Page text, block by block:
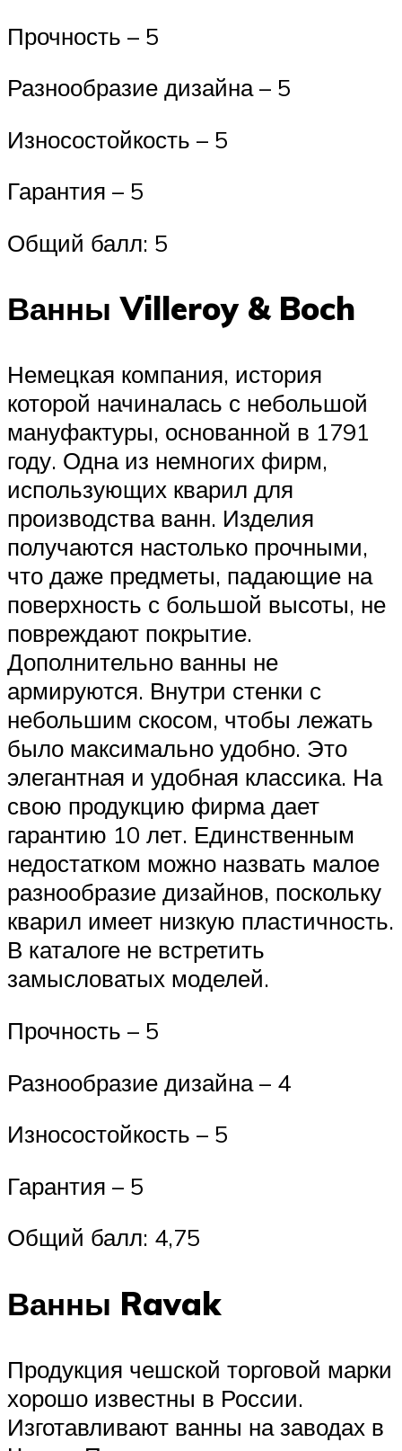
Прочность – 5
Разнообразие дизайна – 5
Износостойкость – 5
Гарантия – 5
Общий балл: 5
Ванны Villeroy & Boch
Немецкая компания, история
которой начиналась с небольшой
мануфактуры, основанной в 1791
году. Одна из немногих фирм,
использующих кварил для
производства ванн. Изделия
получаются настолько прочными,
что даже предметы, падающие на
поверхность с большой высоты, не
повреждают покрытие.
Дополнительно ванны не
армируются. Внутри стенки с
небольшим скосом, чтобы лежать
было максимально удобно. Это
элегантная и удобная классика. На
свою продукцию фирма дает
гарантию 10 лет. Единственным
недостатком можно назвать малое
разнообразие дизайнов, поскольку
кварил имеет низкую пластичность.
В каталоге не встретить
замысловатых моделей.
Прочность – 5
Разнообразие дизайна – 4
Износостойкость – 5
Гарантия – 5
Общий балл: 4,75
Ванны Ravak
Продукция чешской торговой марки
хорошо известны в России.
Изготавливают ванны на заводах в